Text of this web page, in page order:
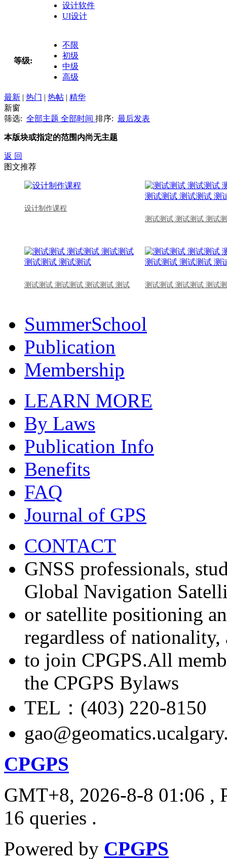
设计软件
UI设计
等级:
不限
初级
中级
高级
最新 | 热门 | 热帖 | 精华
新窗
筛选: 全部主题 全部时间 排序: 最后发表
本版块或指定的范围内尚无主题
返 回
图文推荐
设计制作课程
测试测试 测试测试 测试
测试测试 测试测试 测试测试 测试 测试测试 测试测试 测试
SummerSchool
Publication
Membership
LEARN MORE
By Laws
Publication Info
Benefits
FAQ
Journal of GPS
CONTACT
GNSS professionals,
Global Navigation
or satellite positioning
regardless of nationality,
to join CPGPS.All
the CPGPS Bylaws
TEL：(403) 220-8150
CPGPS
GMT+8, 2026-8-8 01:06 ,
16 queries .
Powered by CPGPS